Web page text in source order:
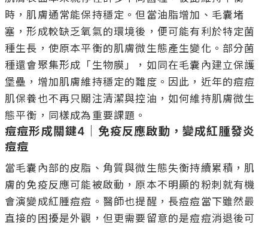
時，肌膚通常能保持穩定。但當油脂增加、毛囊堵
塞，形成較缺乏氧氣的環境後，便可能有利於特定菌
種生長，使原本平衡的肌膚微生態產生變化。部分菌
種還會聚集形成「生物膜」，如同在毛囊內建立保護
堡壘，增加肌膚維持穩定的難度。因此，近年的痘痘
肌保養也不再只關注清潔與控油，如何維持肌膚微生
痘痘形成關鍵4｜免疫反應啟動，變成紅腫發炎
痘痘
當毛囊內部的皮脂、角質與微生態失衡持續累積，肌
膚的免疫反應可能被啟動，原本不明顯的粉刺就有機
會演變成紅腫痘痘。醫師也提醒，長痘痘當下雖然最
直接的困擾是外觀，但更需要留意的是痘痘消退後可